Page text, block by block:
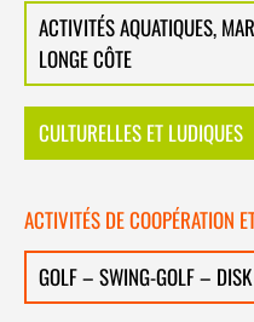
ACTIVITÉS AQUATIQUES,
LONGE CÔTE
CULTURELLES ET LUDIQUES
ACTIVITÉS DE COOPÉRATION
GOLF – SWING-GOLF –